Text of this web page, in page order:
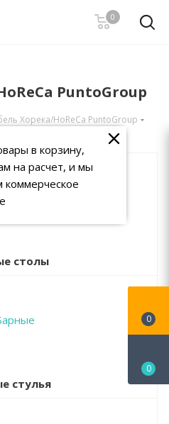
0
PuntoGroup
Хорека/HoReCa PuntoGroup
столы
стулья
0
0
в корзину,
на расчет, и мы